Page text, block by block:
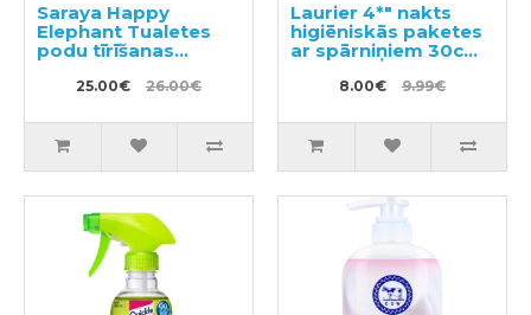
Saraya Happy
Elephant Tualetes
podu tīrīšanas
līdzeklis 400ml +
pildviela 350ml
25.00€ 26.00€
Laurier 4*" nakts
higiēniskās paketes
ar spārniņiem 30cm
8.00€ 9.99€